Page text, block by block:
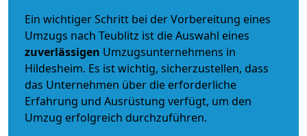
Ein wichtiger Schritt bei der Vorbereitung eines
Umzugs nach Teublitz ist die Auswahl eines
zuverlässigen Umzugsunternehmens in
Hildesheim. Es ist wichtig, sicherzustellen, dass
das Unternehmen über die erforderliche
Erfahrung und Ausrüstung verfügt, um den
Umzug erfolgreich durchzuführen.